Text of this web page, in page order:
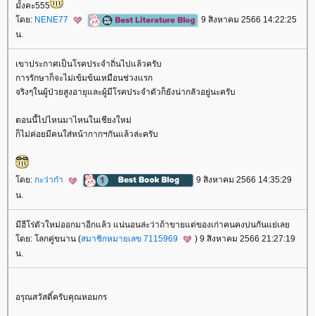
มั้งคะ555
ดย: NENE77
9 สิงหาคม 2566 14:22:25
น.
เขาประกาศเป็นโรคประจำถิ่นไปแล้วครับ
การรักษาก็จะไม่เข้มข้นเหมือนช่วงแรก
จริงๆในผู้ป่วยสูงอายุและผู้มีโรคประจำตัวก็ยังน่ากลัวอยู่นะครับ
ตอนนี้ไปไหนมาไหนในเชียงใหม่
ก็ไม่ค่อยมีคนใส่หน้ากากฯกันแล้วล่ะครับ
ดย: กะว่าก๋า
9 สิงหาคม 2566 14:35:29
น.
มีฮีโร่ตัวใหม่ออกมาอีกแล้ว แน่นอนล่ะว่าถ้าขายแต่ของเก่าคนคงบ่นกันแย่เล
ดย: โลกคู่ขนาน (สมาชิกหมายเลข 7115969
) 9 สิงหาคม 2566 21:27:19
น.
อรุณสวัสดิ์ครับคุณหอมกร